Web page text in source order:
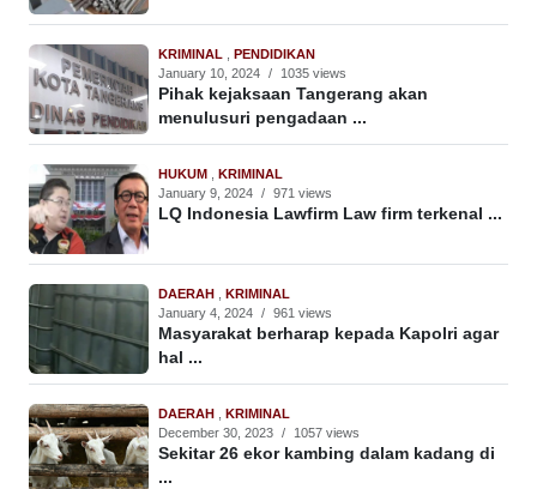
KRIMINAL , PENDIDIKAN
January 10, 2024 / 1035 views
Pihak kejaksaan Tangerang akan
menulusuri pengadaan ...
HUKUM , KRIMINAL
January 9, 2024 / 971 views
LQ Indonesia Lawfirm Law firm terkenal ...
DAERAH , KRIMINAL
January 4, 2024 / 961 views
Masyarakat berharap kepada Kapolri agar
hal ...
DAERAH , KRIMINAL
December 30, 2023 / 1057 views
Sekitar 26 ekor kambing dalam kadang di
...